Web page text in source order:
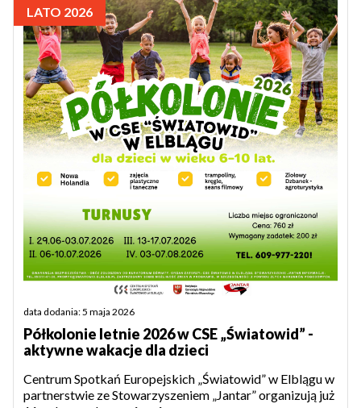
LATO 2026
data dodania: 5 maja 2026
Półkolonie letnie 2026 w CSE „Światowid” -
aktywne wakacje dla dzieci
Centrum Spotkań Europejskich „Światowid” w Elblągu w
partnerstwie ze Stowarzyszeniem „Jantar” organizują już